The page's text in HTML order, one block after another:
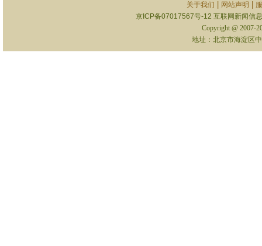
关于我们 网站声明
京ICP备07017567号-12 互联网新闻信
Copyright @ 2007-
地址：北京市海淀区